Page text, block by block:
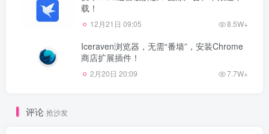
载！
12月21日 09:05 8.5W+
Iceraven浏览器，无需“番墙”，安装Chrome
商店扩展插件！
2月20日 20:09 7.7W+
评论 抢沙发